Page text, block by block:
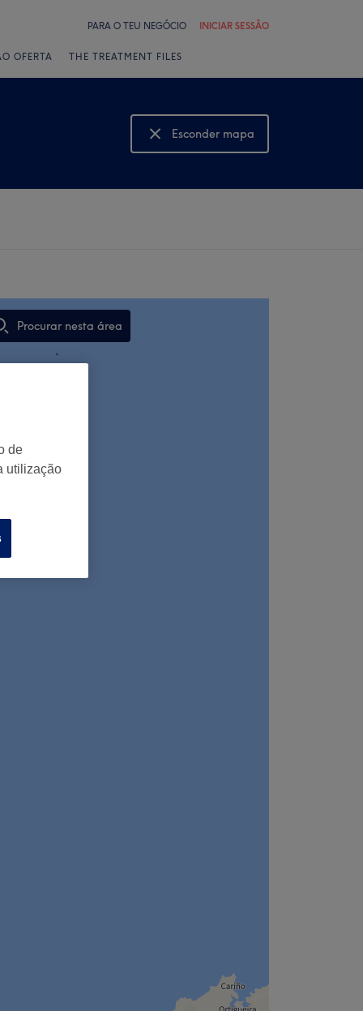
PARA O TEU NEGÓCIO INICIAR SESSÃO
OFERTA THE TREATMENT FILES
Esconder mapa
Mostrar mapa
Procurar nesta área
,
de
utilização